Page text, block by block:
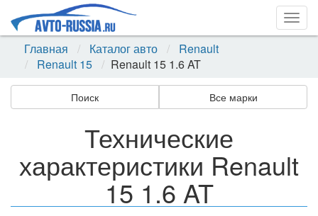
Главная
Каталог авто
Renault
Renault 15
Renault 15 1.6 AT
Поиск Все марки
Технические
характеристики Renault
15 1.6 AT